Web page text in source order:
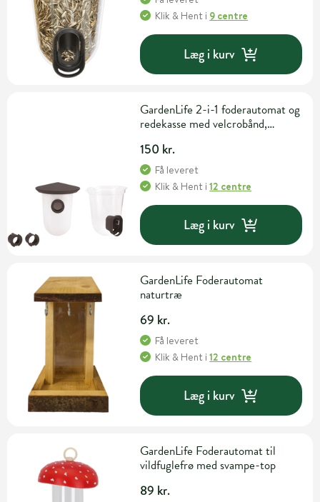
Klik & Hent i 9 centre
Læg i kurv
GardenLife 2-i-1 foderautomat og
redekasse med velcrobånd,
150 kr.
Få leveret
Klik & Hent i12 centre
Læg i kurv
GardenLife Foderautomat
naturtræ
69 kr.
Få leveret
Klik & Hent i12 centre
Læg i kurv
GardenLife Foderautomat til
vildfuglefrø med svampe-top
89 kr.